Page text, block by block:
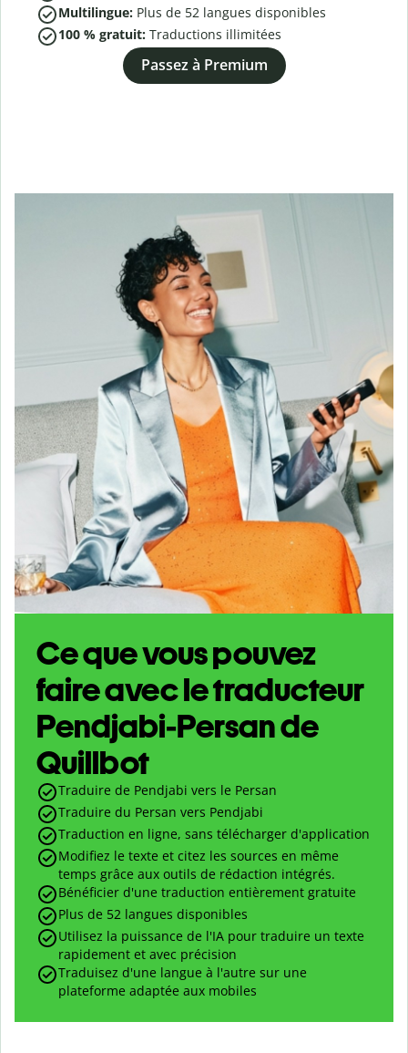
Multilingue: Plus de 52 langues disponibles
100 % gratuit: Traductions illimitées
Passez à Premium
Ce que vous pouvez
faire avec le traducteur
Pendjabi-Persan de
Quillbot
Traduire de Pendjabi vers le Persan
Traduire du Persan vers Pendjabi
Traduction en ligne, sans télécharger d'application
Modifiez le texte et citez les sources en même
temps grâce aux outils de rédaction intégrés.
Bénéficier d'une traduction entièrement gratuite
Plus de 52 langues disponibles
Utilisez la puissance de l'IA pour traduire un texte
rapidement et avec précision
Traduisez d'une langue à l'autre sur une
plateforme adaptée aux mobiles